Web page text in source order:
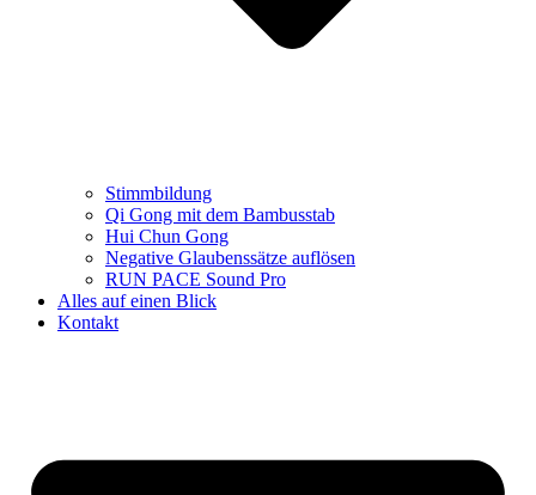
Stimmbildung
Qi Gong mit dem Bambusstab
Hui Chun Gong
Negative Glaubenssätze auflösen
RUN PACE Sound Pro
Alles auf einen Blick
Kontakt